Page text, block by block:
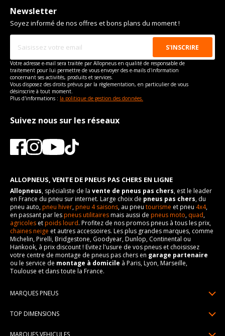
Newsletter
Soyez informé de nos offres et bons plans du moment !
Votre adresse e-mail sera traitée par Allopneus en qualité de responsable de
traitement pour lui permettre de vous envoyer des e-mails d'information
concernant ses activités, produits et services.
Vous disposez des droits prévus par la règlementation, en particulier de vous
désinscrire à tout moment.
Plus d'informations : la politique de gestion des données.
Suivez nous sur les réseaux
ALLOPNEUS, VENTE DE PNEUS PAS CHERS EN LIGNE
Allopneus, spécialiste de la vente de pneus pas chers, est le leader
en France du pneu sur internet. Large choix de pneus pas chers, du
pneu auto,pneu hiver,pneu 4 saisons, au pneu tourisme et pneu 4x4,
en passant par lespneus utilitairesmais aussi de pneus moto, quad,
agricoles etpoids lourd. Profitez de nos promos pneus à tous les prix,
chaines neige et autres accessoires. Les plus grandes marques, comme
Michelin, Pirelli, Bridgestone, Goodyear, Dunlop, Continental ou
Hankook, à prix discount ! Evitez l'usure de vos pneus et choisissez
votre centre de montage de pneus pas chers en garage partenaire
ou le service de montage à domicile à Paris, Lyon, Marseille,
Toulouse et dans toute la France.
MARQUES PNEUS
TOP DIMENSIONS
MARQUES VEHICULES